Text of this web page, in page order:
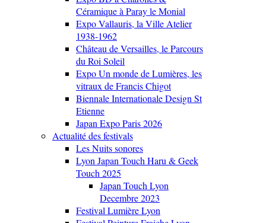
Céramique à Paray le Monial
Expo Vallauris, la Ville Atelier
1938-1962
Château de Versailles, le Parcours
du Roi Soleil
Expo Un monde de Lumières, les
vitraux de Francis Chigot
Biennale Internationale Design St
Etienne
Japan Expo Paris 2026
Actualité des festivals
Les Nuits sonores
Lyon Japan Touch Haru & Geek
Touch 2025
Japan Touch Lyon
Decembre 2023
Festival Lumière Lyon